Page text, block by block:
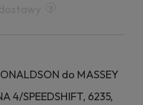
do MASSEY
4/SPEEDSHIFT, 6235,